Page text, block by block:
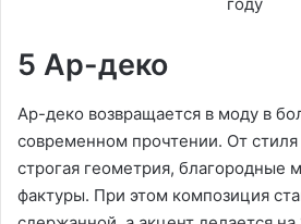
5 Ар-деко
Ар-деко возвращается в моду в
современном прочтении. От
строгая геометрия, благородные
фактуры. При этом композиция